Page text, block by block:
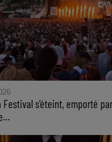
Festival s'éteint, emporté